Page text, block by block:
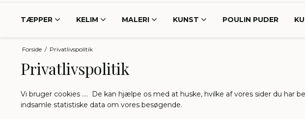
TÆPPER KELIM MALERI KUNST POULIN PUDER
Forside / Privatlivspolitik
Privatlivspolitik
Vi bruger cookies …. De kan hjælpe os med at huske, hvilke af vores sider du har
indsamle statistiske data om vores besøgende.